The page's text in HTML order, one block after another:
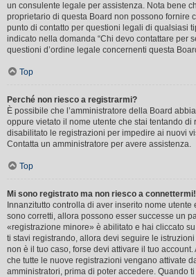
un consulente legale per assistenza. Nota bene
proprietario di questa Board non possono fornire
punto di contatto per questioni legali di qualsiasi
indicato nella domanda “Chi devo contattare per
questioni d’ordine legale concernenti questa
Top
Perché non riesco a registrarmi?
È possibile che l’amministratore della Board
oppure vietato il nome utente che stai tentando di
disabilitato le registrazioni per impedire ai nuovi
Contatta un amministratore per avere assistenza.
Top
Mi sono registrato ma non riesco a connettermi!
Innanzitutto controlla di aver inserito nome utente
sono corretti, allora possono esser successe un
«registrazione minore» è abilitato e hai cliccato su
ti stavi registrando, allora devi seguire le
non è il tuo caso, forse devi attivare il tuo
che tutte le nuove registrazioni vengano attivate
amministratori, prima di poter accedere. Quando